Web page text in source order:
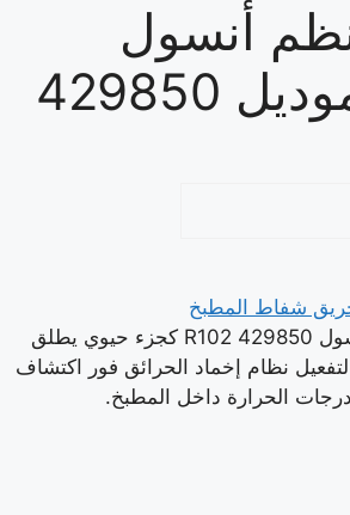
أنسول
شفاط المطبخ
يعمل مشغل منظم أنسول 429850 R102 كجزء حيوي يطلق
نظام إخماد الحرائق فور اكتشاف
الحرارة داخل المطبخ.